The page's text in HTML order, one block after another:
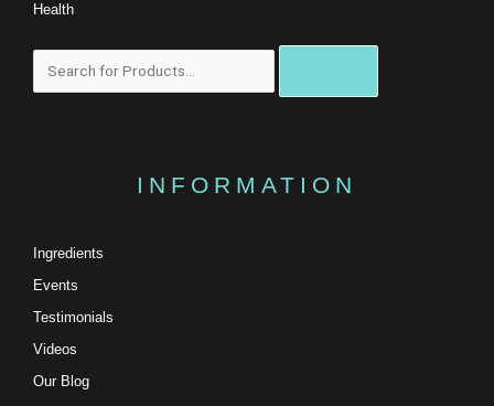
Health
INFORMATION
Ingredients
Events
Testimonials
Videos
Our Blog